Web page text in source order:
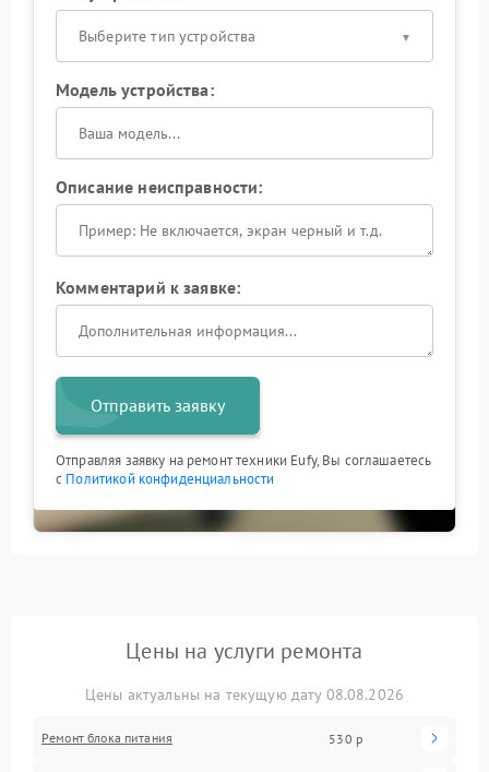
Выберите тип устройства
Модель устройства:
Описание неисправности:
Комментарий к заявке:
Отправить заявку
Отправляя заявку на ремонт техники Eufy, Вы соглашаетесь
с Политикой конфиденциальности
Цены на услуги ремонта
Цены актуальны на текущую дату 08.08.2026
Ремонт блока питания 530 р